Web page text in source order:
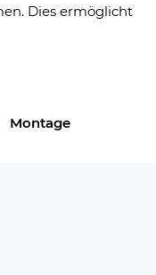
Dies ermöglicht
Montage